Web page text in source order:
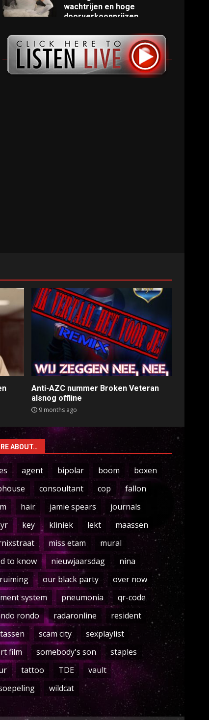
wachtrijen en hoge
doorverkoopprijzen
Anti-AZC nummer Broken Veteran
alsnog offline
9 months ago
ABOUT…
agent bipolar boom
boxen
consoultant cop
fallon
hair jamie spears
journals
key kliniek lekt
maassen
miss etam
mural
to know
nieuwjaarsdag
nina
our black party
over now
system
pneumonia
qr-code
rondo
radaronline
resident
scam city
sexplaylist
film
somebody's son
staples
tattoo TDE
vault
wildcat